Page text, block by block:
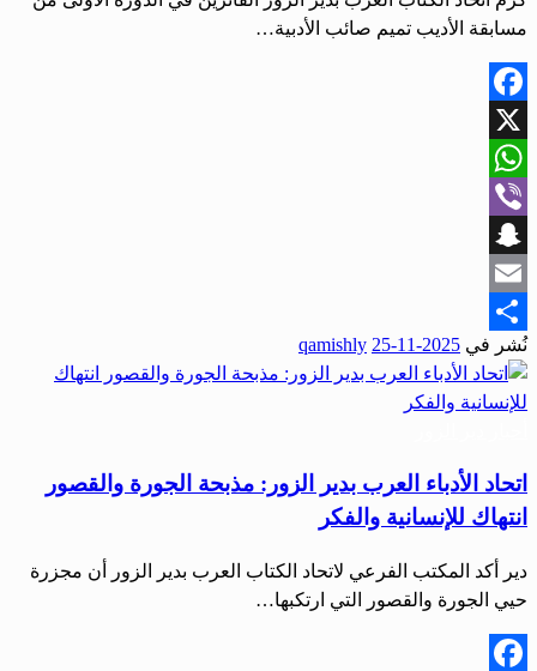
مسابقة الأديب تميم صائب الأدبية…
Facebook
X
WhatsApp
Viber
Snapchat
Email
Share
نُشر في 2025-11-25
qamishly
اتحاد الأدباء العرب بدير الزور: مذبحة الجورة والقصور
انتهاك للإنسانية والفكر
دير أكد المكتب الفرعي لاتحاد الكتاب العرب بدير الزور أن مجزرة
حيي الجورة والقصور التي ارتكبها…